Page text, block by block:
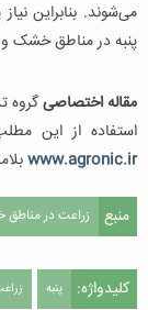
می‌شوند. بنابراین
پنبه در مناطق خشک
مقاله اختصاصیگروه
استفاده از این
www.agronic.ir
منبع زراعت در
کلیدواژه: پنبه